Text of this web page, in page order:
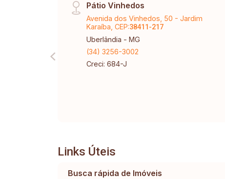
Pátio Vinhedos
Avenida dos Vinhedos, 50 - Jardim
Karaíba, CEP:38411-217
Uberlândia - MG
(34) 3256-3002
Creci: 684-J
Links Úteis
Busca rápida de Imóveis